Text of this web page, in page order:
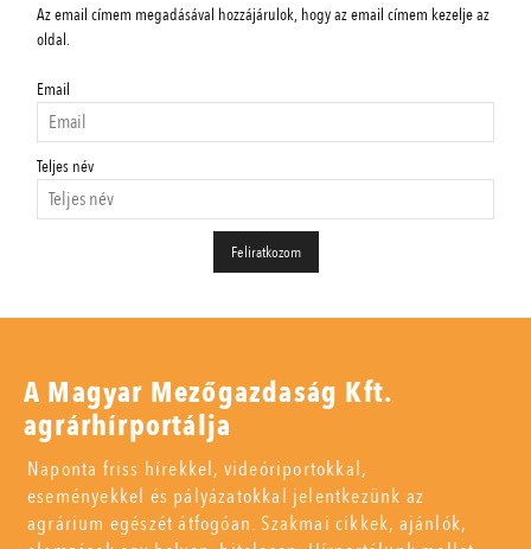
Az email címem megadásával hozzájárulok, hogy az email címem kezelje az
oldal.
Email
Teljes név
A Magyar Mezőgazdaság Kft.
agrárhírportálja
Naponta friss hírekkel, videóriportokkal,
eseményekkel és pályázatokkal jelentkezünk az
agrárium egészét átfogóan. Szakmai cikkek, ajánlók,